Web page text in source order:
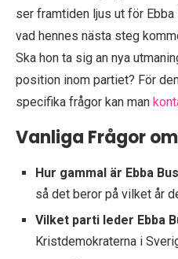
ser framtiden ljus ut för
vad hennes nästa steg
Ska hon ta sig an nya
position inom partiet? För
specifika frågor kan man
Vanliga Frågor
Hur gammal är Ebba
så det beror på vilket år
Vilket parti leder Ebba
Kristdemokraterna i